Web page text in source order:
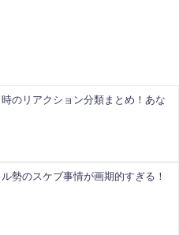
のリアクション分類まとめ！あな
ル勢のスケブ事情が画期的すぎる！